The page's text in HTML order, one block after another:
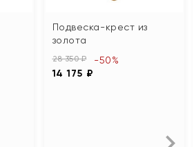
Подвеска-крест из
золота
28 350 ₽
14 175 ₽
-50%